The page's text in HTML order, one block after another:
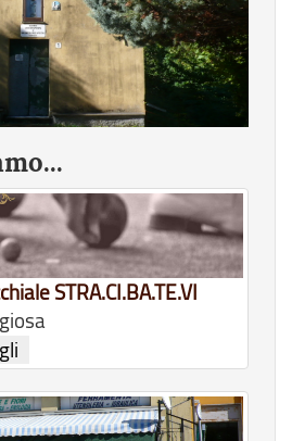
STRA.CI.BA.TE.VI